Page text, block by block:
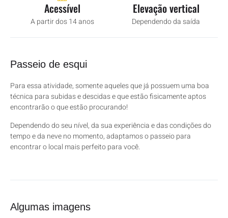
Acessível
A partir dos 14 anos
Elevação vertical
Dependendo da saída
Passeio de esqui
Para essa atividade, somente aqueles que já possuem uma boa
técnica para subidas e descidas e que estão fisicamente aptos
encontrarão o que estão procurando!
Dependendo do seu nível, da sua experiência e das condições do
tempo e da neve no momento, adaptamos o passeio para
encontrar o local mais perfeito para você.
Algumas imagens